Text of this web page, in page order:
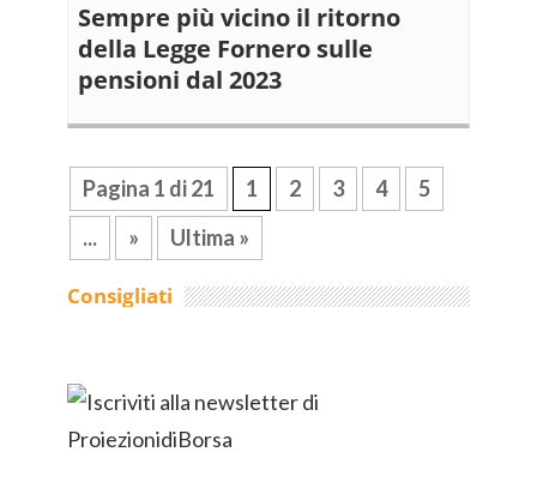
Sempre più vicino il ritorno
della Legge Fornero sulle
pensioni dal 2023
Pagina 1 di 21 1 2 3 4
5
...
» Ultima »
Consigliati